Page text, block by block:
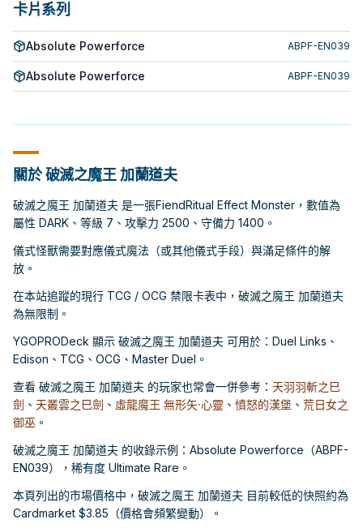
卡片系列
Absolute Powerforce ABPF-EN039
Absolute Powerforce ABPF-EN039
關於 破滅之魔王 加蘭道夫
破滅之魔王 加蘭道夫 是一張FiendRitual Effect Monster，數值為
屬性 DARK、等級 7、攻擊力 2500、守備力 1400。
儀式怪獸需要對應儀式魔法（或其他儀式手段）與滿足條件的解
放。
在本站追蹤的現行 TCG / OCG 禁限卡表中，破滅之魔王 加蘭道夫
為無限制。
YGOPRODeck 顯示 破滅之魔王 加蘭道夫 可用於：Duel Links、
Edison、TCG、OCG、Master Duel。
查看 破滅之魔王 加蘭道夫 的玩家也常會一併參考： 天羽羽斬之巳
劍 、 天叢雲之巳劍 、 虛龍魔王 無形矢·心靈 、 憤怒的漢堡 、 荒日女之
御巫 。
破滅之魔王 加蘭道夫 的收錄示例：Absolute Powerforce（ABPF-
EN039），稀有度 Ultimate Rare。
本頁列出的市場價格中，破滅之魔王 加蘭道夫 目前較低的快照約為
Cardmarket $3.85（價格會頻繁變動）。